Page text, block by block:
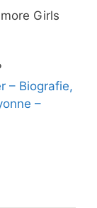
Girls
– Biografie,
–